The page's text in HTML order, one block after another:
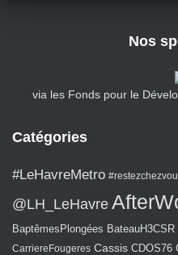
Nos
via les Fonds pour le
Catégories
#LeHavreMetro
@LH_LeHavre
BaptêmesPlongées BateauH3CSR
CarriereFougeres Cassis CDOS76